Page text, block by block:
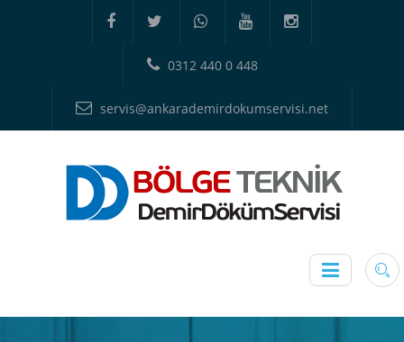
0312 440 0 448
servis@ankarademirdokumservisi.net